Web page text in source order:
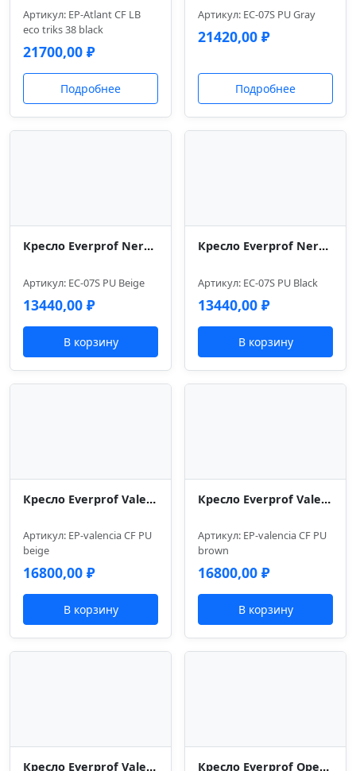
Артикул: EP-Atlant CF LB
eco triks 38 black
21700,00 ₽
Подробнее
Артикул: EC-07S PU Gray
21420,00 ₽
Подробнее
Кресло Everprof Nerey (Нэрэй) CF Экокожа Бежевый
Артикул: EC-07S PU Beige
13440,00 ₽
В корзину
Кресло Everprof Nerey (Нэрэй) CF Экокожа Черный
Артикул: EC-07S PU Black
13440,00 ₽
В корзину
Кресло Everprof Valencia (Валенсия) CF Экокожа Бежевый
Артикул: EP-valencia CF PU
beige
16800,00 ₽
В корзину
Кресло Everprof Valencia (Валенсия) CF Экокожа Коричневый
Артикул: EP-valencia CF PU
brown
16800,00 ₽
В корзину
Кресло Everprof Valencia (Валенсия) CF Экокожа Черный Кресло Everprof Opera (Опера) CF Сетка Золотой